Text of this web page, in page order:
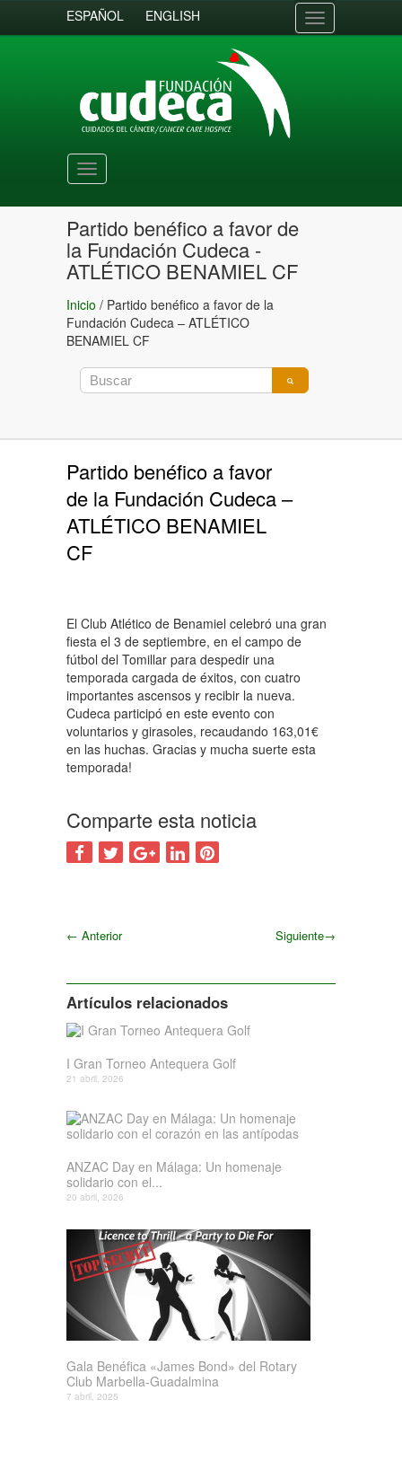
ESPAÑOL ENGLISH
Toggle
navigation
Toggle
navigation
Partido benéfico a favor de
la Fundación Cudeca -
ATLÉTICO BENAMIEL CF
Inicio / Partido benéfico a favor de la
Fundación Cudeca – ATLÉTICO
BENAMIEL CF
Partido benéfico a favor
de la Fundación Cudeca –
ATLÉTICO BENAMIEL
CF
El Club Atlético de Benamiel celebró una gran
fiesta el 3 de septiembre, en el campo de
fútbol del Tomillar para despedir una
temporada cargada de éxitos, con cuatro
importantes ascensos y recibir la nueva.
Cudeca participó en este evento con
voluntarios y girasoles, recaudando 163,01€
en las huchas. Gracias y mucha suerte esta
temporada!
Comparte esta noticia
← Anterior Siguiente→
Artículos relacionados
I Gran Torneo Antequera Golf
21 abril, 2026
ANZAC Day en Málaga: Un homenaje
solidario con el...
20 abril, 2026
Gala Benéfica «James Bond» del Rotary
Club Marbella-Guadalmina
7 abril, 2025